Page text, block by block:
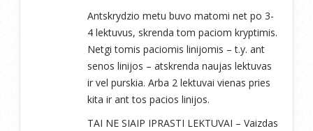
Antskrydzio metu buvo matomi net po 3-
4 lektuvus, skrenda tom paciom kryptimis.
Netgi tomis paciomis linijomis – t.y. ant
senos linijos – atskrenda naujas lektuvas
ir vel purskia. Arba 2 lektuvai vienas pries
kita ir ant tos pacios linijos.
TAI NE SIAIP IPRASTI LEKTUVAI – Vaizdas